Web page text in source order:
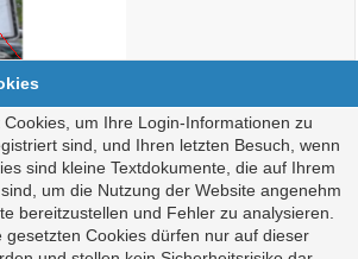
um Ihre Login-Informationen zu
sind, und Ihren letzten Besuch, wenn
sind kleine Textdokumente, die auf Ihrem
um die Nutzung der Website angenehm
bereitzustellen und Fehler zu analysieren.
gesetzten Cookies dürfen nur auf dieser